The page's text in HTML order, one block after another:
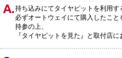
持ち込みにてタイヤピットを利用す
必ずオートウェイにて購入したこ
持参の上、
『タイヤピットを見た』と取付店に